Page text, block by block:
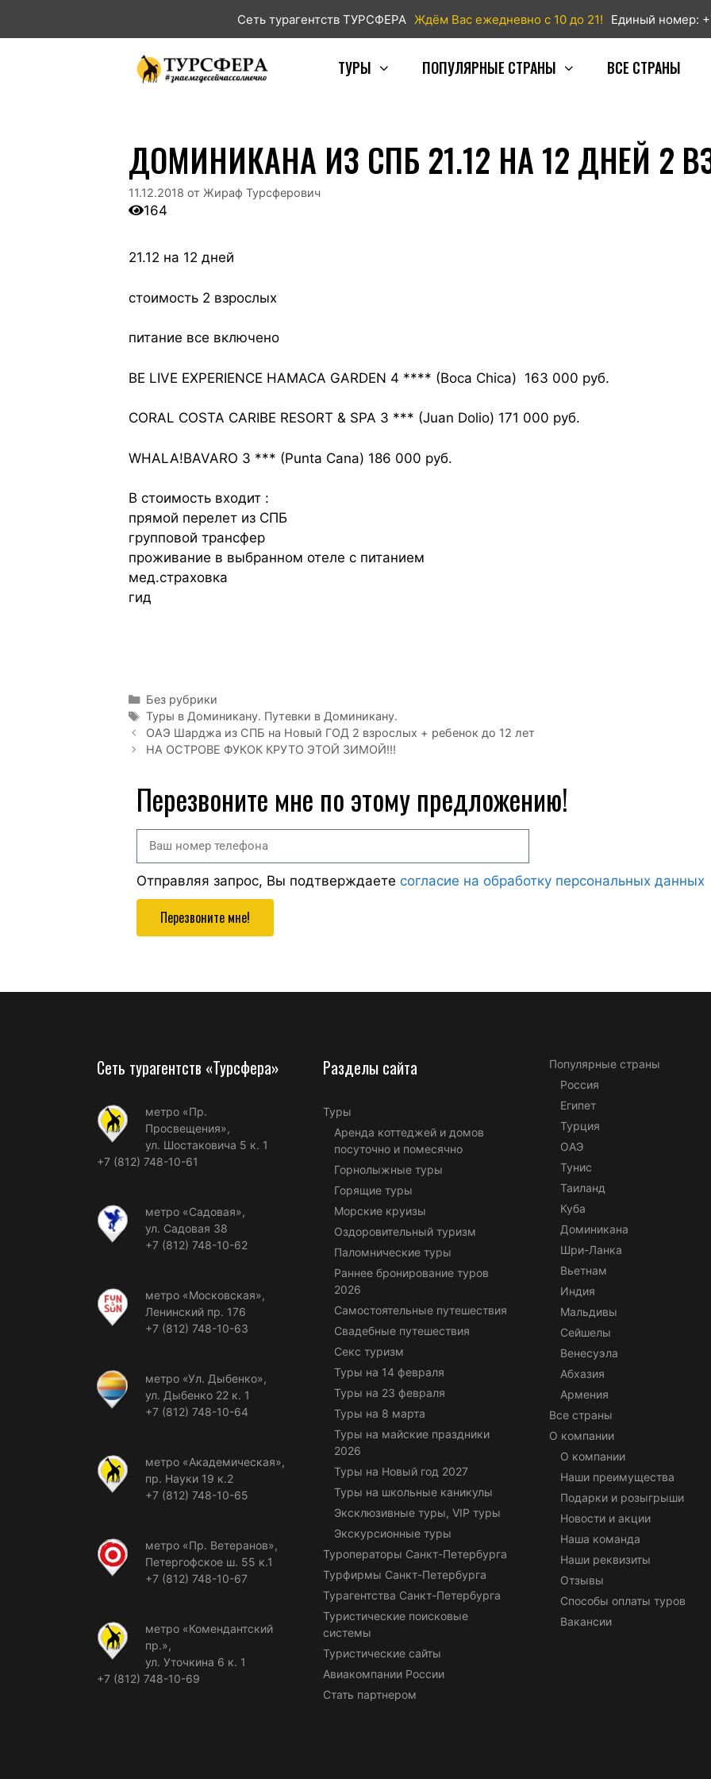
Сеть турагентств ТУРСФЕРА Ждём Вас ежедневно с 10 до 21! Единый номер:
ТУРЫ ПОПУЛЯРНЫЕ СТРАНЫ ВСЕ СТРАНЫ
ДОМИНИКАНА ИЗ СПБ 21.12 НА 12 ДНЕЙ 2
11.12.2018 от Жираф Турсферович
164
21.12 на 12 дней
стоимость 2 взрослых
питание все включено
BE LIVE EXPERIENCE HAMACA GARDEN 4 **** (Boca Chica) 163 000 руб.
CORAL COSTA CARIBE RESORT & SPA 3 *** (Juan Dolio) 171 000 руб.
WHALA!BAVARO 3 *** (Punta Cana) 186 000 руб.
В стоимость входит :
прямой перелет из СПБ
групповой трансфер
проживание в выбранном отеле с питанием
мед.страховка
гид
Без рубрики
Туры в Доминикану. Путевки в Доминикану.
ОАЭ Шарджа из СПБ на Новый ГОД 2 взрослых + ребенок до 12 лет
НА ОСТРОВЕ ФУКОК КРУТО ЭТОЙ ЗИМОЙ!!!
Перезвоните мне по этому предложению!
Отправляя запрос, Вы подтверждаете согласие на обработку персональных данных
Перезвоните мне!
Сеть турагентств «Турсфера»
метро «Пр.
Просвещения»,
ул. Шостаковича 5 к. 1
+7 (812) 748-10-61
метро «Садовая»,
ул. Садовая 38
+7 (812) 748-10-62
метро «Московская»,
Ленинский пр. 176
+7 (812) 748-10-63
метро «Ул. Дыбенко»,
ул. Дыбенко 22 к. 1
+7 (812) 748-10-64
метро «Академическая»,
пр. Науки 19 к.2
+7 (812) 748-10-65
метро «Пр. Ветеранов»,
Петергофское ш. 55 к.1
+7 (812) 748-10-67
метро «Комендантский
пр.»,
ул. Уточкина 6 к. 1
+7 (812) 748-10-69
Разделы сайта
Туры
Аренда коттеджей и домов
посуточно и помесячно
Горнолыжные туры
Горящие туры
Морские круизы
Оздоровительный туризм
Паломнические туры
Раннее бронирование туров
2026
Самостоятельные путешествия
Свадебные путешествия
Секс туризм
Туры на 14 февраля
Туры на 23 февраля
Туры на 8 марта
Туры на майские праздники
2026
Туры на Новый год 2027
Туры на школьные каникулы
Эксклюзивные туры, VIP туры
Экскурсионные туры
Туроператоры Санкт-Петербурга
Турфирмы Санкт-Петербурга
Турагентства Санкт-Петербурга
Туристические поисковые
системы
Туристические сайты
Авиакомпании России
Стать партнером
Популярные страны
Россия
Египет
Турция
ОАЭ
Тунис
Таиланд
Куба
Доминикана
Шри-Ланка
Вьетнам
Индия
Мальдивы
Сейшелы
Венесуэла
Абхазия
Армения
Все страны
О компании
О компании
Наши преимущества
Подарки и розыгрыши
Новости и акции
Наша команда
Наши реквизиты
Отзывы
Способы оплаты туров
Вакансии